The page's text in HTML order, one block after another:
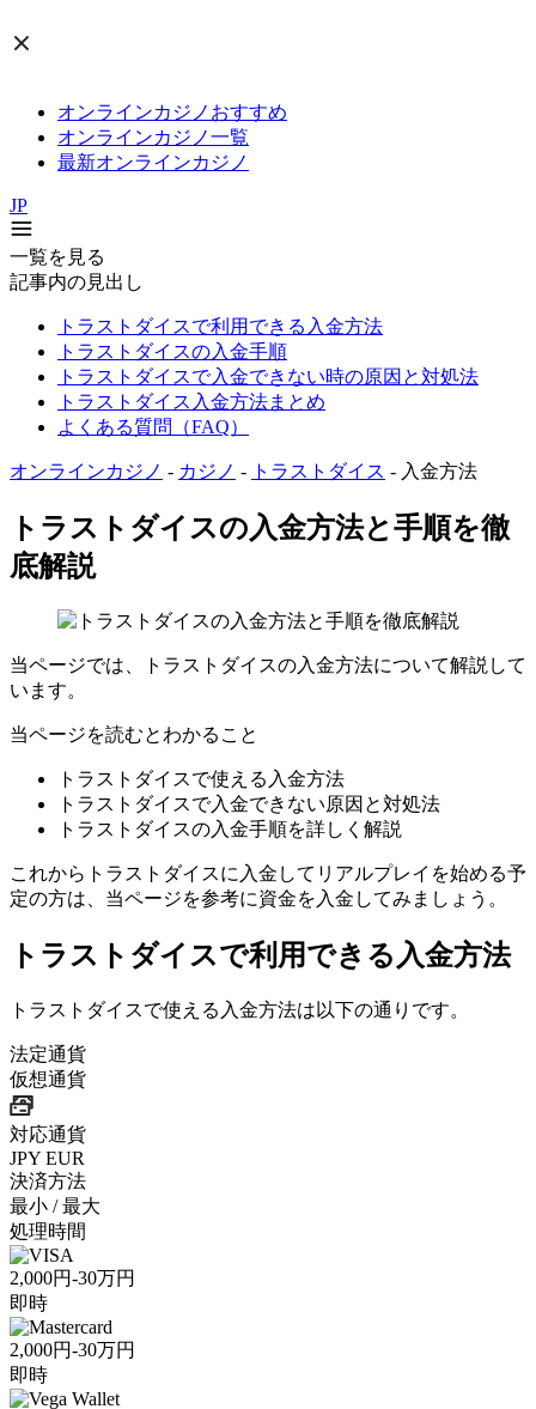
オンラインカジノおすすめ
オンラインカジノ一覧
最新オンラインカジノ
JP
一覧を見る
記事内の見出し
トラストダイスで利用できる入金方法
トラストダイスの入金手順
トラストダイスで入金できない時の原因と対処法
トラストダイス入金方法まとめ
よくある質問（FAQ）
オンラインカジノ - カジノ - トラストダイス - 入金方法
トラストダイスの入金方法と手順を徹
底解説
当ページでは、トラストダイスの入金方法について解説して
います。
当ページを読むとわかること
トラストダイスで使える入金方法
トラストダイスで入金できない原因と対処法
トラストダイスの入金手順を詳しく解説
これからトラストダイスに入金してリアルプレイを始める予
定の方は、当ページを参考に資金を入金してみましょう。
トラストダイスで利用できる入金方法
トラストダイスで使える入金方法は以下の通りです。
法定通貨
仮想通貨
対応通貨
JPY EUR
決済方法
最小 / 最大
処理時間
2,000円-30万円
即時
2,000円-30万円
即時